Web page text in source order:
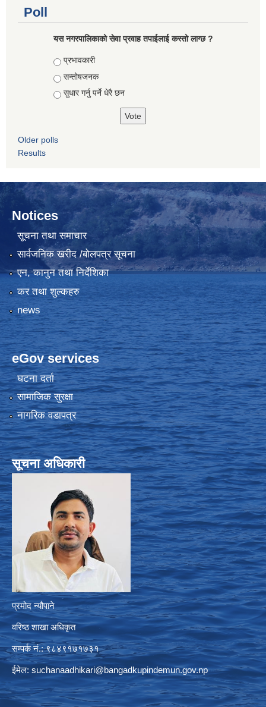
Poll
यस नगरपालिकाको सेवा प्रवाह तपाईलाई कस्तो लाग्छ ?
Choices
प्रभावकारी
सन्तोषजनक
सुधार गर्नु पर्ने धेरै छन
Older polls
Results
Notices
सूचना तथा समाचार
सार्वजनिक खरीद /बोलपत्र सूचना
एन, कानुन तथा निर्देशिका
कर तथा शुल्कहरु
news
eGov services
घटना दर्ता
सामाजिक सुरक्षा
नागरिक वडापत्र
सूचना अधिकारी
प्रमोद न्यौपाने
वरिष्ठ शाखा अधिकृत
सम्पर्क नं.: ९८४९१७१७३१
ईमेल: suchanaadhikari@bangadkupindemun.gov.np